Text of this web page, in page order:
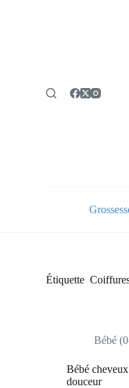
Étiquette
Bébé
Bébé
douceur